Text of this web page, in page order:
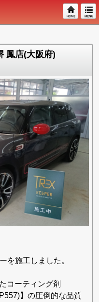
鳳店(大阪府)
を施工しました。
コーティング剤
】の圧倒的な品質